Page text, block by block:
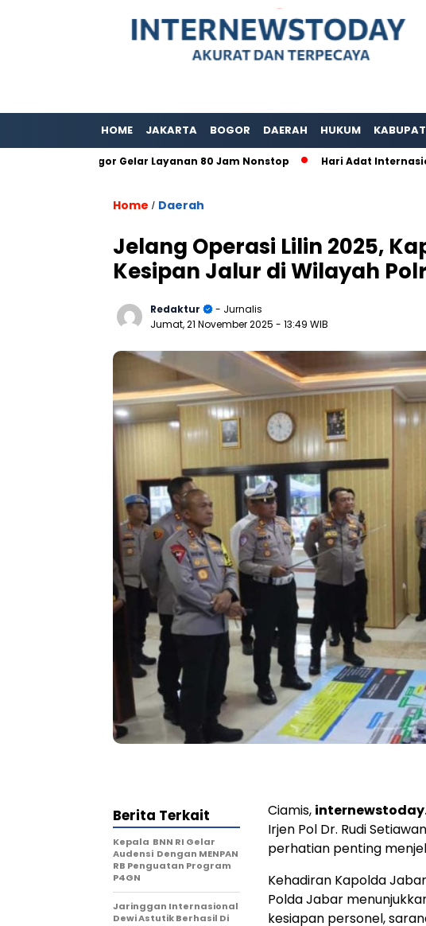
HOME JAKARTA BOGOR DAERAH HUKUM
Bogor Gelar Layanan 80 Jam Nonstop Hari Adat Internasional Ke
Home / Daerah
Jelang Operasi Lilin 2025,
Kesipan Jalur di Wilayah
Redaktur
- Jurnalis
Jumat, 21 November 2025 - 13:49 WIB
Ciamis,
Irjen Pol Dr. Rudi
perhatian penting
Kehadiran Kapolda
Polda Jabar
kesiapan personel,
Berita Terkait
Kepala BNN RI Gelar
Audensi Dengan MENPAN
RB Penguatan Program
P4GN
Jaringgan Internasional
Dewi Astutik Berhasil Di